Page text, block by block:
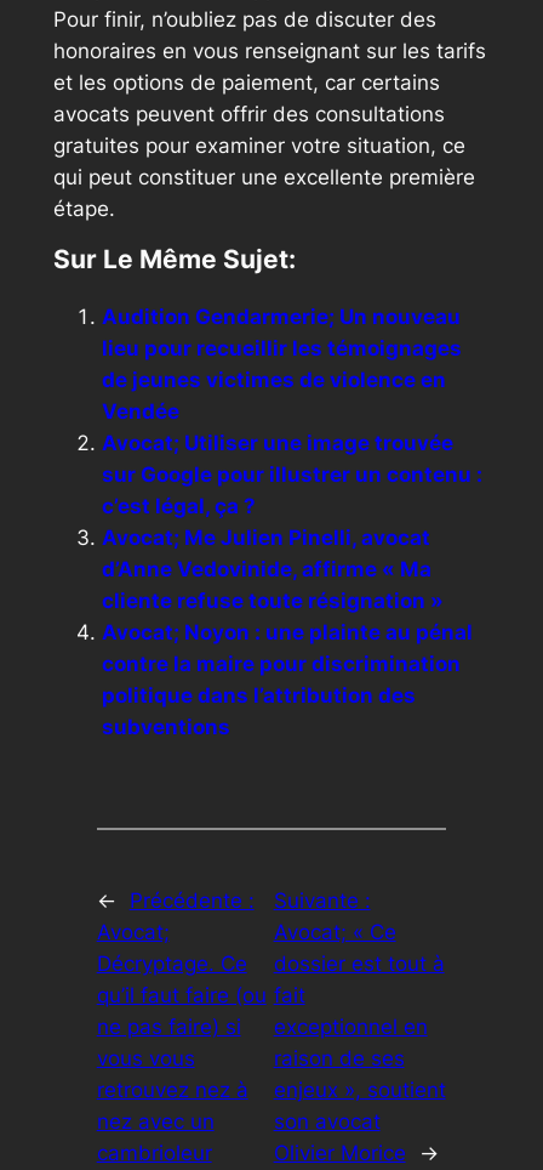
Pour finir, n’oubliez pas de discuter des
honoraires en vous renseignant sur les tarifs
et les options de paiement, car certains
avocats peuvent offrir des consultations
gratuites pour examiner votre situation, ce
qui peut constituer une excellente première
étape.
Sur Le Même Sujet:
Audition Gendarmerie; Un nouveau
lieu pour recueillir les témoignages
de jeunes victimes de violence en
Vendée
Avocat; Utiliser une image trouvée
sur Google pour illustrer un contenu :
c’est légal, ça ?
Avocat; Me Julien Pinelli, avocat
d’Anne Vedovinide, affirme « Ma
cliente refuse toute résignation »
Avocat; Noyon : une plainte au pénal
contre la maire pour discrimination
politique dans l’attribution des
subventions
←
Précédente :
Avocat;
Décryptage. Ce
qu’il faut faire (ou
ne pas faire) si
vous vous
retrouvez nez à
nez avec un
cambrioleur
Suivante :
Avocat; « Ce
dossier est tout à
fait
exceptionnel en
raison de ses
enjeux », soutient
son avocat
Olivier Morice
→